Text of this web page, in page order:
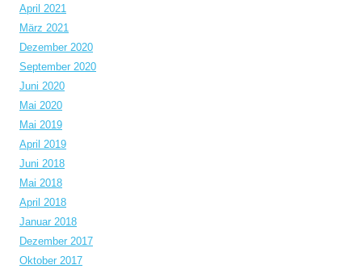
April 2021
März 2021
Dezember 2020
September 2020
Juni 2020
Mai 2020
Mai 2019
April 2019
Juni 2018
Mai 2018
April 2018
Januar 2018
Dezember 2017
Oktober 2017